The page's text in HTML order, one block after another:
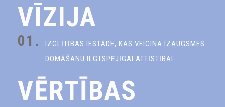
VĪZIJA
01.
IZGLĪTĪBAS IESTĀDE, KAS VEICINA IZAUGSMES
DOMĀŠANU ILGTSPĒJĪGAI ATTĪSTĪBAI
VĒRTĪBAS